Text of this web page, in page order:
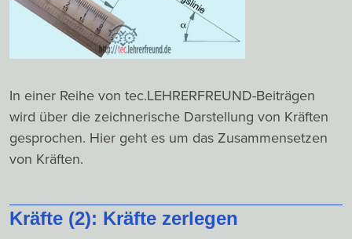
In einer Reihe von tec.LEHRERFREUND-Beiträgen
wird über die zeichnerische Darstellung von Kräften
gesprochen. Hier geht es um das Zusammensetzen
von Kräften.
Kräfte (2): Kräfte zerlegen